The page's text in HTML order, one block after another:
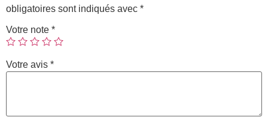
obligatoires sont indiqués avec *
Votre note *
Votre avis *